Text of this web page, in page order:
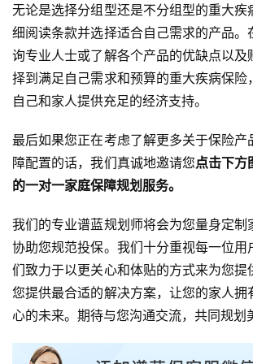
无论是选择分组型还是不分组型的重大疾
细阅读条款并选择适合自己需求的产品。
询专业人士或了解各个产品的优缺点以及
择到满足自己需求和预算的重大疾病保险
自己和家人提供充足的经济支持。
最后如果您正在考虑了解更多关于保险产
障配置的话，我们真诚地邀请您点击下方
的一对一家庭保障规划服务。
我们的专业谱蓝规划师将会为您量身定制
协助您规范投保。我们十分重视每一位用
们致力于以更关心和体贴的方式来为您提
您提供最合适的解决方案，让您的家人拥
心的未来。期待与您沟通交流，共同规划